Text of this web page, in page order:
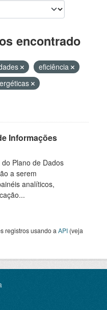
encontrado
eficiência
Informações
Plano de Dados
a serem
analíticos,
registros usando a API (veja